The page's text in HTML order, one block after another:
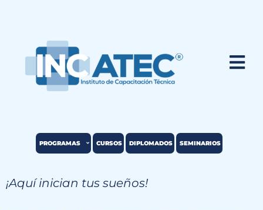
PROGRAMAS CURSOS DIPLOMADOS SEMINARIOS
¡Aquí inician tus sueños!